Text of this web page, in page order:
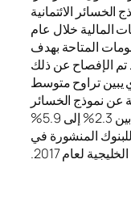
الائتمانية
المالية خلال عام
المتاحة بهدف
تم الإفصاح عن ذلك
المالية لعام 2017 الذي يبين تراوح متوسط
عن نموذج الخسائر
الائتمانية المتوقعة إلى حقوق الملكية بين 2.3% إلى 5.9%
المنشورة في
لعام 2017.